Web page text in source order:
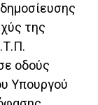
της
οδούς
Υπουργού